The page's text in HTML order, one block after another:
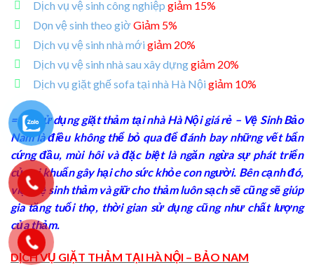
Dịch vụ vệ sinh công nghiệp giảm 15%
Dọn vệ sinh theo giờ Giảm 5%
Dịch vụ vệ sinh nhà mới giảm 20%
Dịch vụ vệ sinh nhà sau xây dựnggiảm 20%
Dịch vụ giặt ghế sofa tại nhà Hà Nội giảm 10%
===> sử dụng giặt thảm tại nhà Hà Nội giá rẻ – Vệ Sinh Bảo
Nam là điều không thể bỏ qua để đánh bay những vết bẩn
cứng đầu, mùi hôi và đặc biệt là ngăn ngừa sự phát triển
của vi khuẩn gây hại cho sức khỏe con người. Bên cạnh đó,
việc vệ sinh thảm và giữ cho thảm luôn sạch sẽ cũng sẽ giúp
gia tăng tuổi thọ, thời gian sử dụng cũng như chất lượng
của thảm.
DỊCH VỤ GIẶT THẢM TẠI HÀ NỘI – BẢO NAM